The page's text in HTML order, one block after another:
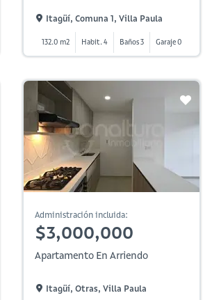
Itagüí, Comuna 1, Villa Paula
132.0 m2 Habit. 4 Baños 3 Garaje 0
Administración incluida:
$3,000,000
Apartamento En Arriendo
Itagüí, Otras, Villa Paula